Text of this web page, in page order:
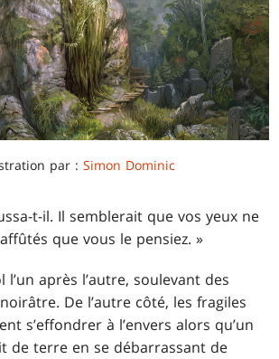
par : Simon Dominic
t-il. Il semblerait que vos yeux ne
que vous le pensiez. »
après l’autre, soulevant des
De l’autre côté, les fragiles
s’effondrer à l’envers alors qu’un
de terre en se débarrassant de